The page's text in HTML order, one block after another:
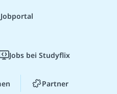
Jobs bei Studyflix
Partner